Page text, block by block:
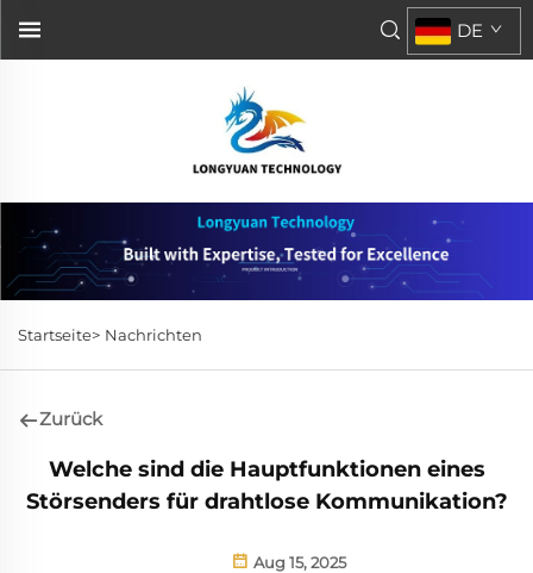
DE
Startseite> Nachrichten
Zurück
Welche sind die Hauptfunktionen eines
Störsenders für drahtlose Kommunikation?
Aug 15, 2025